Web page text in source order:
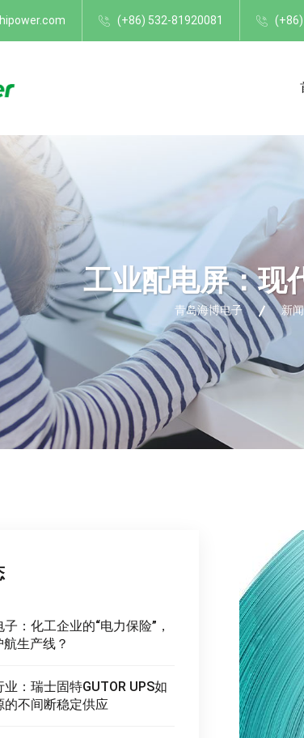
(+86) 532-81920081
工业配电屏：现
青岛海博电子 新
：化工企业的“电力保险”，
生产线？
：瑞士固特GUTOR UPS如
的不间断稳定供应